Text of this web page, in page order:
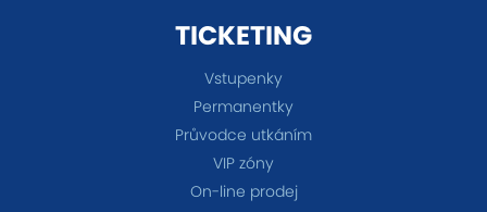
TICKETING
Vstupenky
Permanentky
Průvodce utkáním
VIP zóny
On-line prodej